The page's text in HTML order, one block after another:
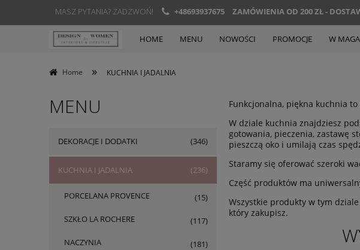
MASZ PYTANIA? ZADZWOŃ! +48693937675 ZAMÓWIENIA OD 200 ZŁ -
HOME MENU NOWOŚCI PROMOCJE W
Home » KUCHNIA I JADALNIA
MENU
DEKORACJE I DODATKI (346)
KUCHNIA I JADALNIA (236)
PORCELANA PROVENCE (15)
SZKŁO LA ROCHERE (117)
NACZYNIA (181)
Funkcjonalna, piękna kuchnia
W dziale kuchnia znajdziesz
gotowania, pieczenia, zastawę
pieszczą oko i umilają czas
Staramy się oferować szeroki
Część produktów ma
Wszystkie produkty w tym
który zakupisz.